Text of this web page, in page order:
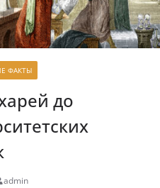
ФАКТЫ
до
admin